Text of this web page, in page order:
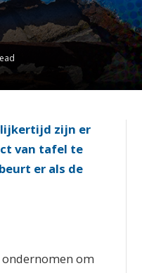
zijn er
van tafel te
er als de
om